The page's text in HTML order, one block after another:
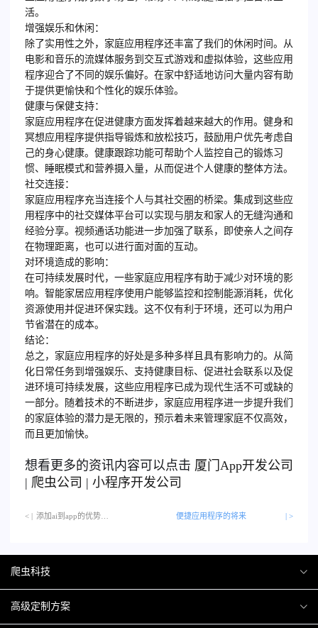
活。
增强娱乐和休闲：
除了实用性之外，家庭应用程序还丰富了我们的休闲时间。从
电影和音乐的流媒体服务到交互式游戏和虚拟体验，这些应用
程序迎合了不同的娱乐偏好。在家中舒适地访问大量内容有助
于提供更愉快和个性化的娱乐体验。
健康与保健支持：
家庭应用程序在促进健康方面发挥着越来越大的作用。健身和
冥想应用程序提供指导锻炼和放松技巧，鼓励用户优先考虑自
己的身心健康。健康跟踪功能可帮助个人监控自己的锻炼习
惯、睡眠模式和营养摄入量，从而促进个人健康的整体方法。
社交连接：
家庭应用程序充当连接个人与其社交圈的桥梁。集成到这些应
用程序中的社交媒体平台可以实现与朋友和家人的无缝沟通和
经验分享。视频通话功能进一步加强了联系，即使亲人之间存
在物理距离，也可以进行面对面的互动。
对环境造成的影响：
在可持续发展时代，一些家庭应用程序有助于减少对环境的影
响。智能家居应用程序使用户能够监控和控制能源消耗，优化
资源使用并促进环保实践。这不仅有利于环境，还可以为用户
节省潜在的成本。
结论：
总之，家庭应用程序的好处是多种多样且具有影响力的。从简
化日常任务到增强娱乐、支持健康目标、促进社会联系以及促
进环境可持续发展，这些应用程序已成为现代生活不可或缺的
一部分。随着技术的不断进步，家庭应用程序进一步提升我们
的家庭体验的潜力是无限的，预示着未来管理家庭不仅高效，
而且更加愉快。
想看更多的资讯内容可以点击 厦门 App开发公司
| 爬虫公司 | 小程序开发公司
< | 添加ai到app的优势… 便捷应用程序的将来 | >
爬虫科技
爬虫案例
高级定制方案